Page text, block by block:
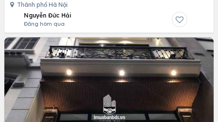
Thành phố Hà Nội
Nguyễn Đức Hải
Đăng hôm qua